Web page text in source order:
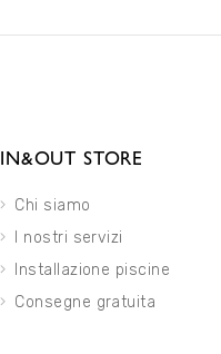
IN&OUT STORE
Chi siamo
I nostri servizi
Installazione piscine
Consegne gratuita